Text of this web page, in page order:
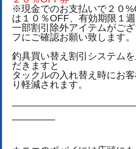
※現金でのお支払いで２０
は１０％OFF、有効期限１週
一部割引除外アイテムがご
フにご確認お願い致します。
釣具買い替え割引システム
だきますと
タックルの入れ替え時にお
り軽減されます。
————–